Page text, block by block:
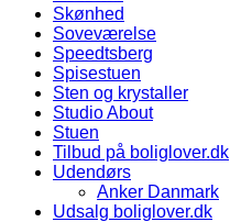
Skønhed
Soveværelse
Speedtsberg
Spisestuen
Sten og krystaller
Studio About
Stuen
Tilbud på boliglover.dk
Udendørs
Anker Danmark
Udsalg boliglover.dk